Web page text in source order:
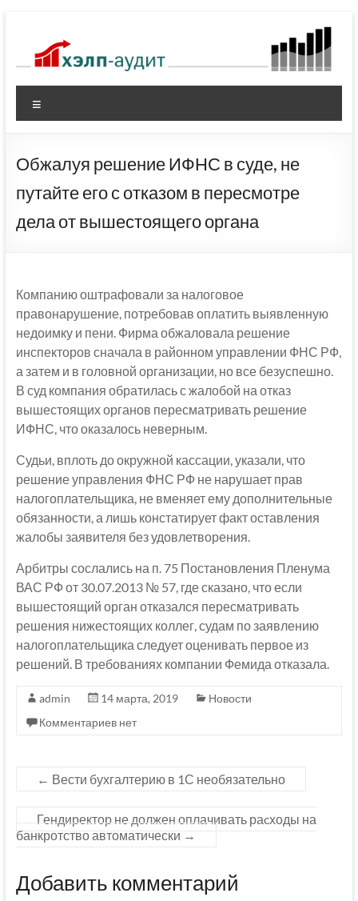
содержимому
Обжалуя решение ИФНС в суде, не
путайте его с отказом в пересмотре
дела от вышестоящего органа
Компанию оштрафовали за налоговое
правонарушение, потребовав оплатить выявленную
недоимку и пени. Фирма обжаловала решение
инспекторов сначала в районном управлении ФНС РФ,
а затем и в головной организации, но все безуспешно.
В суд компания обратилась с жалобой на отказ
вышестоящих органов пересматривать решение
ИФНС, что оказалось неверным.
Судьи, вплоть до окружной кассации, указали, что
решение управления ФНС РФ не нарушает прав
налогоплательщика, не вменяет ему дополнительные
обязанности, а лишь констатирует факт оставления
жалобы заявителя без удовлетворения.
Арбитры сослались на п. 75 Постановления Пленума
ВАС РФ от 30.07.2013 № 57, где сказано, что если
вышестоящий орган отказался пересматривать
решения нижестоящих коллег, судам по заявлению
налогоплательщика следует оценивать первое из
решений. В требованиях компании Фемида отказала.
admin 14 марта, 2019
Новости
Комментариев нет
← Вести бухгалтерию в 1С необязательно
Гендиректор не должен оплачивать раcходы на
банкротство автоматически →
Добавить комментарий